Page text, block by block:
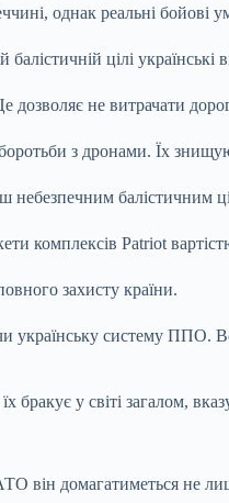
однак реальні бойові
цілі
не витрачати
з дронами. Їх
небезпечним балістичним
комплексів Patriot
захисту країни.
українську систему
бракує у світі загалом,
він домагатиметься не